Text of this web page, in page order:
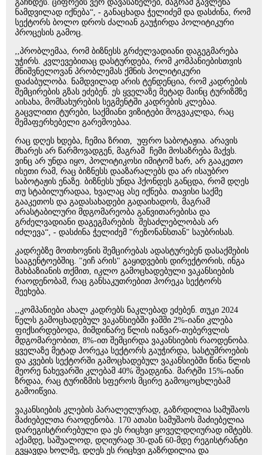
გაჩნდეს. ციფრებს ვერ დავასახელებ, მაგრამ გავლენა
ნამდვილად იქნება“, - განაცხადა ჭელიძემ და დასძინა, რომ
სექტორს ბოლო დროს ძალიან გაუჭირდა პოლიტიკური
პროცესის გამოც.
,,პრობლემაა, რომ ბიზნესს გრძელვადიანი დაგეგმარება
უჭირს. კვლევებითაც დასტურდება, რომ კომპანიებისთვის
მნიშვნელოვან პრობლემას ქმნის პოლიტიკური
დაძაბულობა. ნამდვილად არის ტენდენცია, რომ კადრების
შემცირების გზას ეძებენ. ეს ყველაზე მეტად მაინც ტურიზმზე
აისახა, მომსახურების სეგმენტში კადრების კლებაა.
გაცვლითი ტურები, საქმიანი ვიზიტები მოგვაკლდა, რაც
შემაფერხებელი გარემოებაა.
რაც დღეს ხდება, ჩემია ზრით, უფრო საბოტაჟია. არავის
მხარეს არ წარმოვადგენ, მაგრამ ჩემი მოსაზრება მაქვს.
ვინც არ უნდა იყო, პოლიტიკოსი იმიტომ ხარ, არ გააკეთო
ისეთი რამ, რაც ბიზნესს დააზარალებს და არ ისაუბრო
საბოტაჟის ენაზე. ბიზნესს უნდა ჰქონდეს განცდა, რომ დღეს
თუ სტაბილურადაა, ხვალაც ასე იქნება. თავისი საქმე
გააკეთოს და გადასახადები გადაიხადოს, მაგრამ
არასტაბილური მდგომარეობა განვითარებისა და
გრძელვადიანი დაგეგმარების შესაძლებლობას არ
იძლევა“, - დასძინა ჭელიძემ "რეზონანსთან" საუბრისას.
კადრებზე მოთხოვნის შემცირებას ადასტურებენ დასაქმების
სააგენტოებშიც. "ეიჩ არის" გაყიდვების დირექტორის, ინგა
შახბაზიანის თქმით, იკლო გამოცხადებული ვაკანსიების
რაოდენობამ, რაც განსაკუთრებით ჰორეკა სექტორს
შეეხება.
,,კომპანიები ახალ კადრებს ნაკლებად ეძებენ. თუკი 2024
წელს გამოცხადებულ ვაკანსიებში ჯამში 2%-იანი კლება
ფიქსირდებოდა, მიმდინარე წლის იანვარ-თებერვლის
მდგომარეობით, 8%-ით შემცირდა ვაკანსიების რაოდენობა.
ყველაზე მეტად ჰორეკა სექტორს გაუჭირდა, სასტუმროების
და კვების სექტორში გამოცხადებულ ვაკანსიებში წინა წლის
მეორე ნახევარში კლებამ 40% შეადგინა. მარტში 15%-იანი
ზრდაა, რაც ტურიზმის სფეროს მცირე გამოცოცხლებამ
გამოიწვია.
ვაკანსიების კლების პარალელურად, გაზრდილია სამუშაოს
მაძიებელთა რაოდენობა. 170 ათასი სამუშაოს მაძიებელია
დარეგისტრირებული და ეს რიცხვი ყოველდღიურად იმტებს.
აქამდე, საშუალოდ, დღიურად 30-დან 60-მდე რეგისტრანტი
გვყავდა ხოლმე, დღეს ეს რიცხვი გაზრდილია და